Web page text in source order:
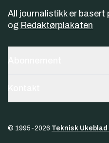
All journalistikk er basert
og Redaktørplakaten
© 1995-2026 Teknisk Ukeblad